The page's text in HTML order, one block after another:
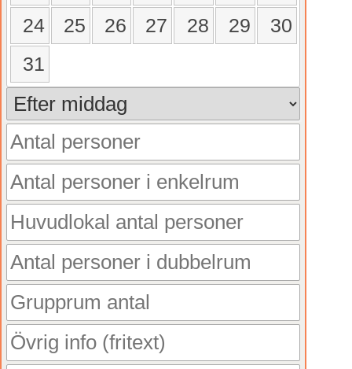
24
25 26 27 28 29
30
31